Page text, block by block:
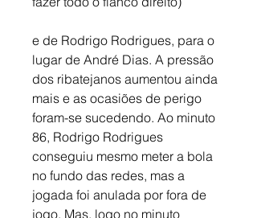
e de Rodrigo Rodrigues, para o
lugar de André Dias. A pressão
dos ribatejanos aumentou ainda
mais e as ocasiões de perigo
foram-se sucedendo. Ao minuto
86, Rodrigo Rodrigues
conseguiu mesmo meter a bola
no fundo das redes, mas a
jogada foi anulada por fora de
jogo. Mas, logo no minuto